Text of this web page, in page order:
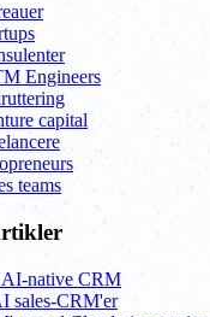
Engineers
capital
teams
native CRM
sales-CRM'er